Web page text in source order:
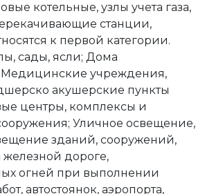
котельные, узлы учета газа,
станции,
к первой категории.
сады, ясли; Дома
Медицинские учреждения,
акушерские пункты
центры, комплексы и
Уличное освещение,
зданий, сооружений,
железной дороге,
огней при выполнении
автостоянок, аэропорта,